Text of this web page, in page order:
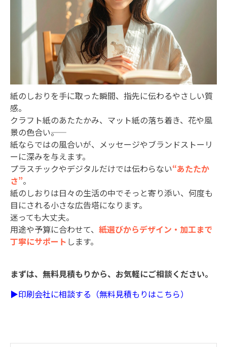
紙のしおりを手に取った瞬間、指先に伝わるやさしい質
感。
クラフト紙のあたたかみ、マット紙の落ち着き、花や風
景の色合い――。
紙ならではの風合いが、メッセージやブランドストーリ
ーに深みを与えます。
プラスチックやデジタルだけでは伝わらない“あたたか
さ”。
紙のしおりは日々の生活の中でそっと寄り添い、何度も
目にされる小さな広告塔になります。
迷っても大丈夫。
用途や予算に合わせて、 紙選びからデザイン・加工まで
丁寧にサポート します。
まずは、無料見積もりから、お気軽にご相談ください。
▶印刷会社に相談する（無料見積もりはこちら）